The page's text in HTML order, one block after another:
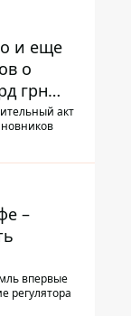
и еще
о
грн
в
акт
–
впервые
регулятора